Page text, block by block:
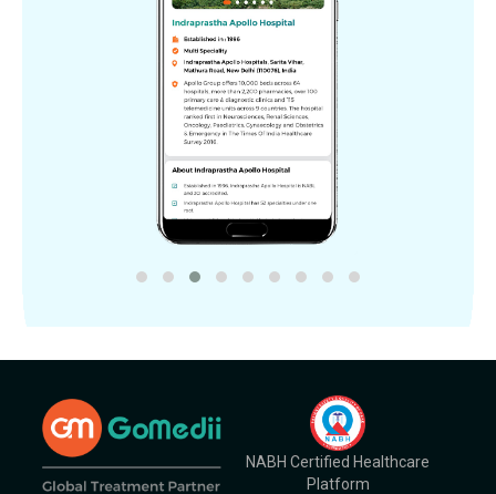
NABH Certified Healthcare
Platform